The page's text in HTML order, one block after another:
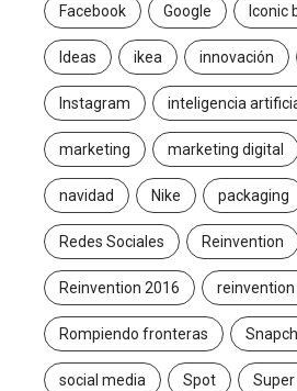
Facebook Google Iconic
Ideas ikea innovación
Instagram inteligencia
marketing marketing digital
navidad Nike packaging
Redes Sociales Reinvention
Reinvention 2016
Rompiendo fronteras
social media Spot Super